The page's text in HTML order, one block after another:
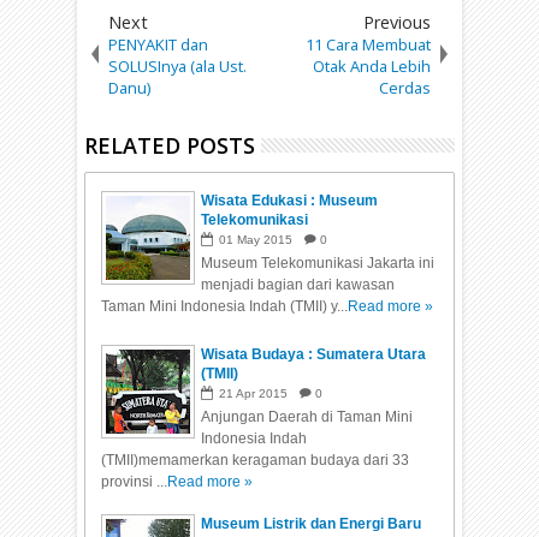
Next
PENYAKIT dan
SOLUSInya (ala Ust.
Danu)
Previous
11 Cara Membuat
Otak Anda Lebih
Cerdas
RELATED POSTS
Wisata Edukasi : Museum
Telekomunikasi
01 May 2015 0
Museum Telekomunikasi Jakarta ini
menjadi bagian dari kawasan
Taman Mini Indonesia Indah (TMII) y... Read more »
Wisata Budaya : Sumatera Utara
(TMII)
21 Apr 2015 0
Anjungan Daerah di Taman Mini
Indonesia Indah
(TMII)memamerkan keragaman budaya dari 33
provinsi ... Read more »
Museum Listrik dan Energi Baru